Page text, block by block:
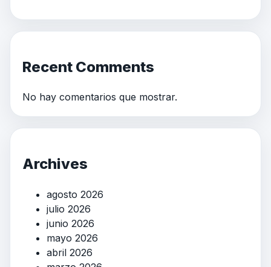
Recent Comments
No hay comentarios que mostrar.
Archives
agosto 2026
julio 2026
junio 2026
mayo 2026
abril 2026